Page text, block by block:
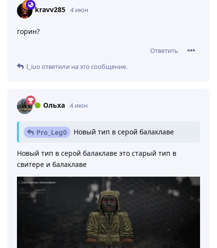
kravv285 4 июн
горин?
Ответить
I_iuo ответили на это сообщение.
Ольха 4 июн
Pro_Leg0 Новый тип в серой балаклаве
Новый тип в серой балаклаве это старый тип в
свитере и балаклаве